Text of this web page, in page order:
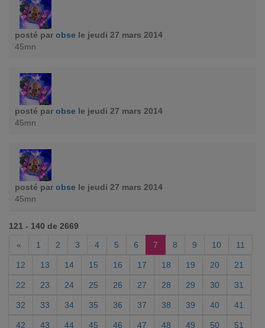
posté par obse le jeudi 27 mars 2014
45mn
posté par obse le jeudi 27 mars 2014
45mn
posté par obse le jeudi 27 mars 2014
45mn
121 - 140 de 2669
«
1 2 3 4 5 6 7 8 9 10 11
12 13 14 15 16 17 18 19 20 21
22 23 24 25 26 27 28 29 30 31
32 33 34 35 36 37 38 39 40 41
42 43 44 45 46 47 48 49 50 51